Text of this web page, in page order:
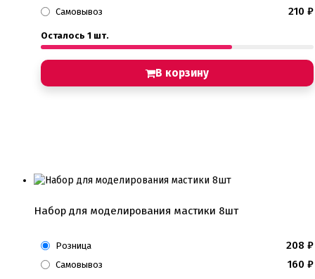
Самовывоз 210 ₽
Осталось 1 шт.
В корзину
Набор для моделирования мастики 8шт
Розница 208 ₽
Самовывоз 160 ₽